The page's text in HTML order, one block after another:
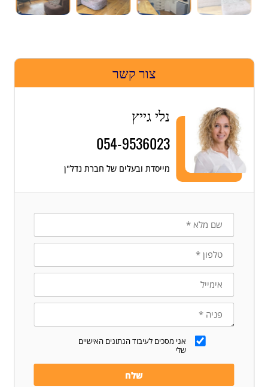
צור קשר
נלי גייץ
054-9536023
מייסדת ובעלים של חברת נדל"ן
אני מסכים לעיבוד הנתונים האישיים
שלי